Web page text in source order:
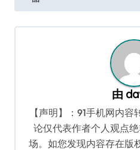
导
航
由
【声明】：91手机网内
论仅代表作者个人观点
场。如您发现内容存在版